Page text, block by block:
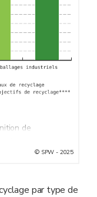
de
ou à d'autres
© SPW - 2025
par type de